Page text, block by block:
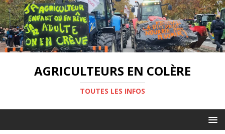
AGRICULTEURS EN COLÈRE
TOUTES LES INFOS